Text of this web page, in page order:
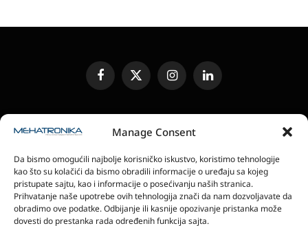
Manage Consent
Da bismo omogućili najbolje korisničko iskustvo, koristimo tehnologije
kao što su kolačići da bismo obradili informacije o uređaju sa kojeg
pristupate sajtu, kao i informacije o posećivanju naših stranica.
Prihvatanje naše upotrebe ovih tehnologija znači da nam dozvoljavate da
obradimo ove podatke. Odbijanje ili kasnije opozivanje pristanka može
dovesti do prestanka rada određenih funkcija sajta.
FacebookX
(Twitter)
InstagramLinkedIn
SLANJE JEDINICA ZA RECENZIJU
ELEKTRONSKA IZDANJA
POLITIKA PRIVATNOSTI
POLITIKA KOLAČIĆA
magazin Mehatronika - Agencija “Gomo Design”